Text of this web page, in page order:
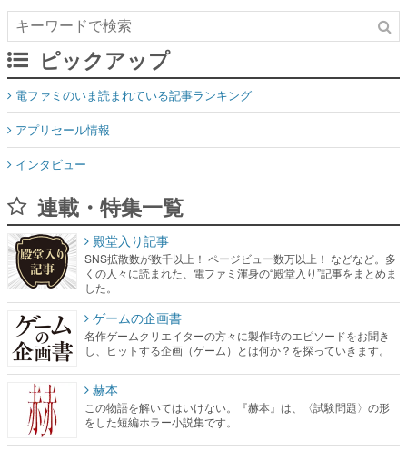
ピックアップ
電ファミのいま読まれている記事ランキング
アプリセール情報
インタビュー
連載・特集一覧
殿堂入り記事
SNS拡散数が数千以上！ ページビュー数万以上！ などなど。多
くの人々に読まれた、電ファミ渾身の“殿堂入り”記事をまとめま
した。
ゲームの企画書
名作ゲームクリエイターの方々に製作時のエピソードをお聞き
し、ヒットする企画（ゲーム）とは何か？を探っていきます。
赫本
この物語を解いてはいけない。『赫本』は、〈試験問題〉の形
をした短編ホラー小説集です。